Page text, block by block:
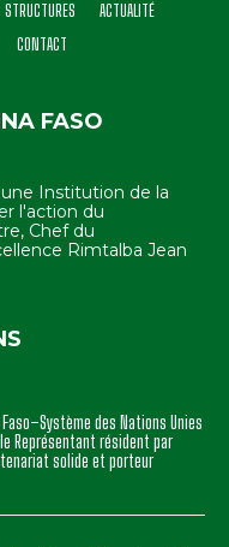
STRUCTURES
ACTUALITÉ
CONTACT
FASO
Institution de la
l'action du
Chef du
Rimtalba Jean
des Nations Unies
Représentant résident par
solide et porteur